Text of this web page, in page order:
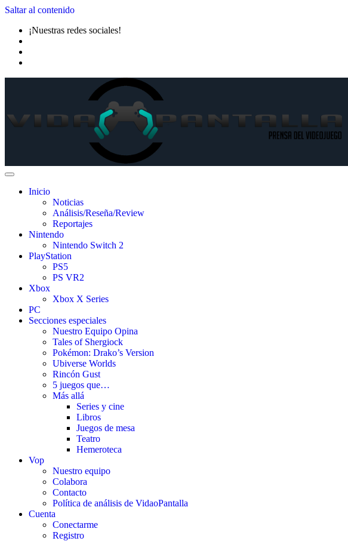
Saltar al contenido
¡Nuestras redes sociales!
Inicio
Noticias
Análisis/Reseña/Review
Reportajes
Nintendo
Nintendo Switch 2
PlayStation
PS5
PS VR2
Xbox
Xbox X Series
PC
Secciones especiales
Nuestro Equipo Opina
Tales of Shergiock
Pokémon: Drako’s Version
Ubiverse Worlds
Rincón Gust
5 juegos que…
Más allá
Series y cine
Libros
Juegos de mesa
Teatro
Hemeroteca
Vop
Nuestro equipo
Colabora
Contacto
Política de análisis de VidaoPantalla
Cuenta
Conectarme
Registro